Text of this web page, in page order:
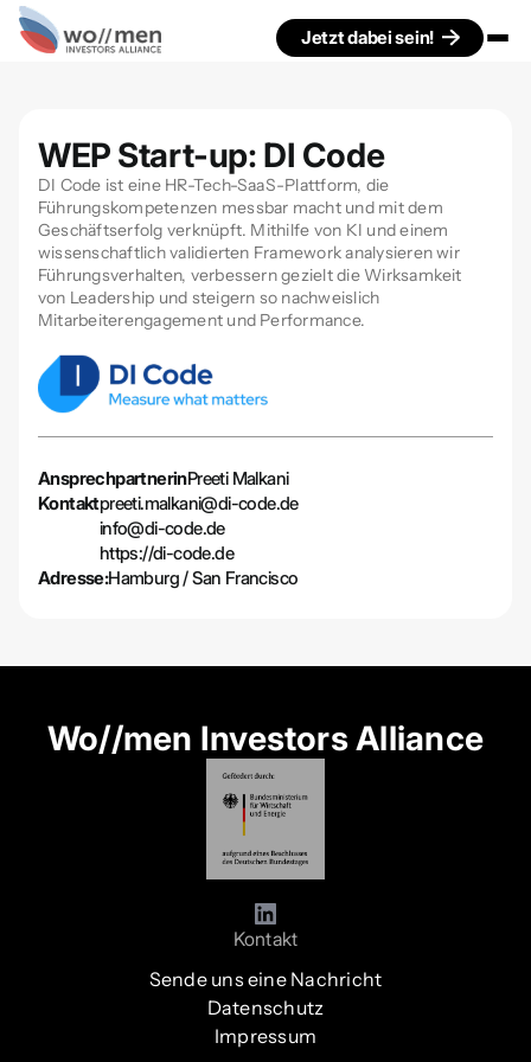
Jetzt dabei sein!
WEP Start-up: DI Code
DI Code ist eine HR-Tech-SaaS-Plattform, die
Führungskompetenzen messbar macht und mit dem
Geschäftserfolg verknüpft. Mithilfe von KI und einem
wissenschaftlich validierten Framework analysieren wir
Führungsverhalten, verbessern gezielt die Wirksamkeit
von Leadership und steigern so nachweislich
Mitarbeiterengagement und Performance.
AnsprechpartnerinPreeti Malkani
Kontaktpreeti.malkani@di-code.de
info@di-code.de
https://di-code.de
Adresse:Hamburg / San Francisco
Wo//men Investors Alliance
Kontakt
Sende uns eine Nachricht
Datenschutz
Impressum